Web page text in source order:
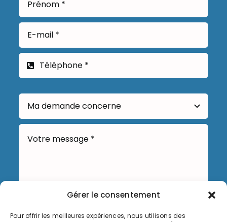
Gérer le consentement
Pour offrir les meilleures expériences, nous utilisons des